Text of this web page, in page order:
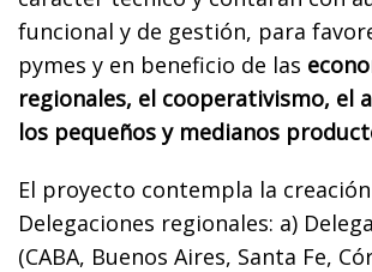
funcional y de gestión, para
pymes y en beneficio de las
regionales, el cooperativismo, el
los pequeños y medianos
El proyecto contempla la
Delegaciones regionales: a)
(CABA, Buenos Aires, Santa Fe,